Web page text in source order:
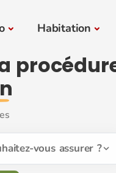
Habitation
vous assurer ?